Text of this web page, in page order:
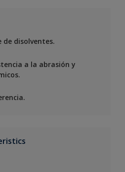
de disolventes.
a la abrasión y